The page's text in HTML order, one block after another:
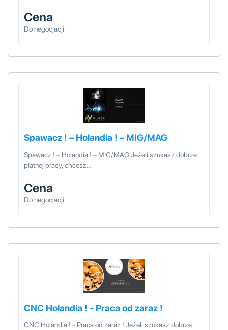
Cena
Do negocjacji
Spawacz ! – Holandia ! – MIG/MAG
Spawacz ! – Holandia ! – MIG/MAG Jeżeli szukasz dobrze
płatnej pracy, chcesz…
Cena
Do negocjacji
CNC Holandia ! - Praca od zaraz !
CNC Holandia ! - Praca od zaraz ! Jeżeli szukasz dobrze